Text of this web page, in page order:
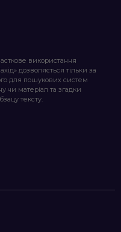
використання
дозволяється тільки за
для пошукових систем
чи матеріал та згадки
тексту.